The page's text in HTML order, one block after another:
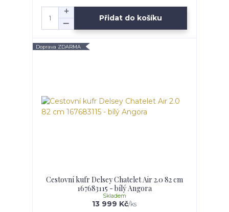
Přidat do košíku
Doprava ZDARMA
Cestovní kufr Delsey Chatelet Air 2.0 82 cm
167683115 - bílý Angora
13 999 Kč/ks
Skladem